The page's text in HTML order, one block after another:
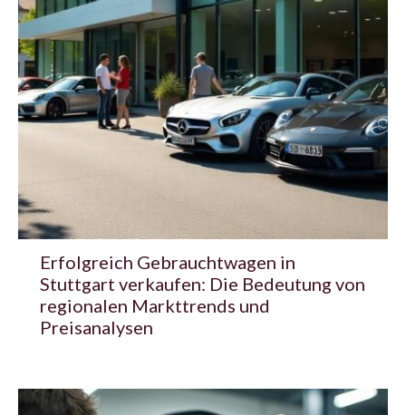
Erfolgreich Gebrauchtwagen in
Stuttgart verkaufen: Die Bedeutung von
regionalen Markttrends und
Preisanalysen